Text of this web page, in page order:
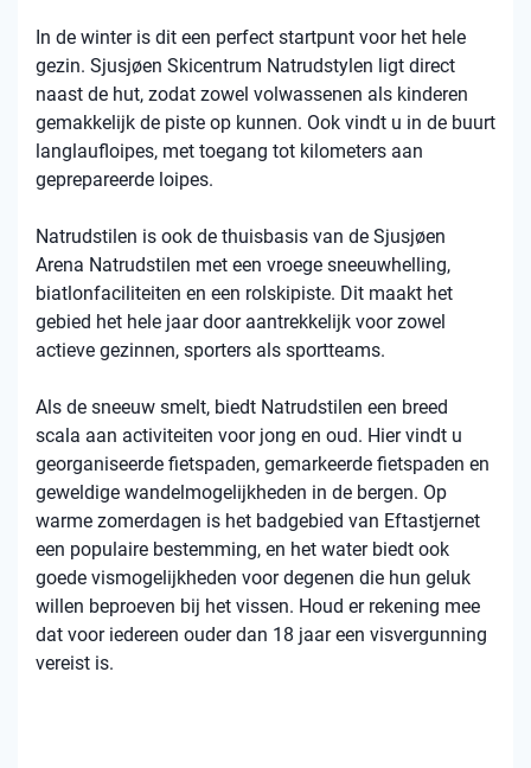
In de winter is dit een perfect startpunt voor het hele
gezin. Sjusjøen Skicentrum Natrudstylen ligt direct
naast de hut, zodat zowel volwassenen als kinderen
gemakkelijk de piste op kunnen. Ook vindt u in de buurt
langlaufloipes, met toegang tot kilometers aan
geprepareerde loipes.
Natrudstilen is ook de thuisbasis van de Sjusjøen
Arena Natrudstilen met een vroege sneeuwhelling,
biatlonfaciliteiten en een rolskipiste. Dit maakt het
gebied het hele jaar door aantrekkelijk voor zowel
actieve gezinnen, sporters als sportteams.
Als de sneeuw smelt, biedt Natrudstilen een breed
scala aan activiteiten voor jong en oud. Hier vindt u
georganiseerde fietspaden, gemarkeerde fietspaden en
geweldige wandelmogelijkheden in de bergen. Op
warme zomerdagen is het badgebied van Eftastjernet
een populaire bestemming, en het water biedt ook
goede vismogelijkheden voor degenen die hun geluk
willen beproeven bij het vissen. Houd er rekening mee
dat voor iedereen ouder dan 18 jaar een visvergunning
vereist is.